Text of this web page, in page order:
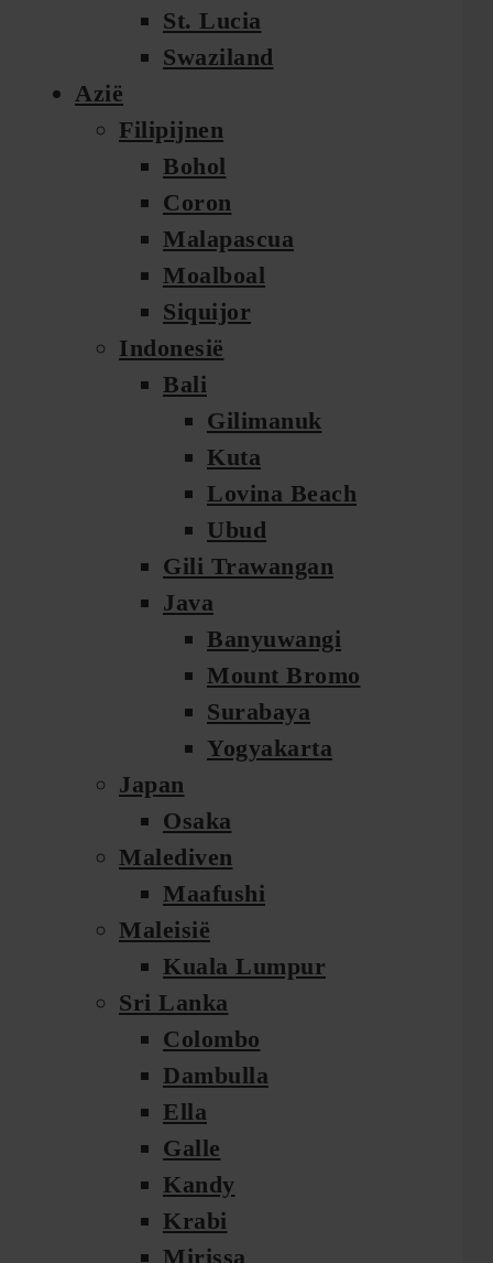
St. Lucia
Swaziland
Azië
Filipijnen
Bohol
Coron
Malapascua
Moalboal
Siquijor
Indonesië
Bali
Gilimanuk
Kuta
Lovina Beach
Ubud
Gili Trawangan
Java
Banyuwangi
Mount Bromo
Surabaya
Yogyakarta
Japan
Osaka
Malediven
Maafushi
Maleisië
Kuala Lumpur
Sri Lanka
Colombo
Dambulla
Ella
Galle
Kandy
Krabi
Mirissa